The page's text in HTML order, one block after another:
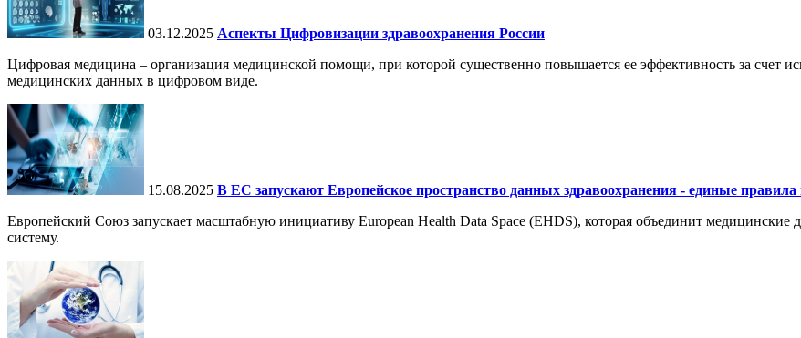
03.12.2025 Аспекты Цифровизации здравоохранения России
Цифровая медицина – организация медицинской помощи, при которой существенно повышается ее эффективность за счет
медицинских данных в цифровом виде.
15.08.2025 В ЕС запускают Европейское пространство данных здравоохранения - единые
Европейский Союз запускает масштабную инициативу European Health Data Space (EHDS), которая объединит
систему.